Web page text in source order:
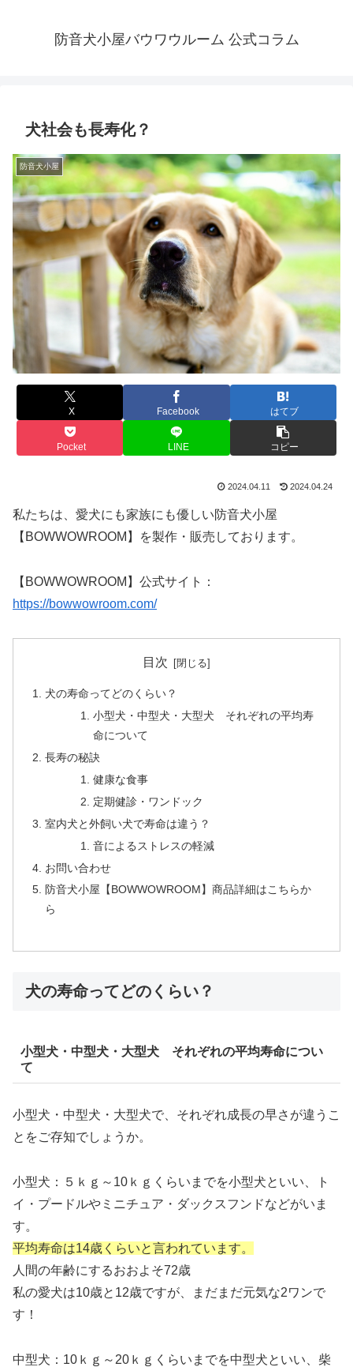
防音犬小屋バウワウルーム 公式コラム
犬社会も長寿化？
防音犬小屋
X Facebook はてブ
Pocket LINE コピー
2024.04.11 2024.04.24
私たちは、愛犬にも家族にも優しい防音犬小屋
【BOWWOWROOM】を製作・販売しております。
【BOWWOWROOM】公式サイト：
https://bowwowroom.com/
目次
犬の寿命ってどのくらい？
小型犬・中型犬・大型犬 それぞれの平均寿
命について
長寿の秘訣
健康な食事
定期健診・ワンドック
室内犬と外飼い犬で寿命は違う？
音によるストレスの軽減
お問い合わせ
防音犬小屋【BOWWOWROOM】商品詳細はこちらか
ら
犬の寿命ってどのくらい？
小型犬・中型犬・大型犬 それぞれの平均寿命につい
て
小型犬・中型犬・大型犬で、それぞれ成長の早さが違うこ
とをご存知でしょうか。
小型犬：５ｋｇ～10ｋｇくらいまでを小型犬といい、ト
イ・プードルやミニチュア・ダックスフンドなどがいま
す。
平均寿命は14歳くらいと言われています。
人間の年齢にするおおよそ72歳
私の愛犬は10歳と12歳ですが、まだまだ元気な2ワンで
す！
中型犬：10ｋｇ～20ｋｇくらいまでを中型犬といい、柴